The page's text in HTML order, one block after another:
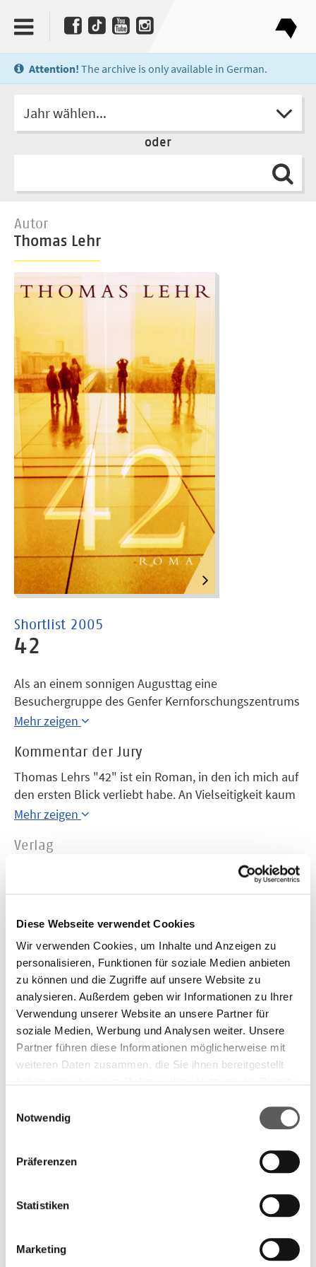
Diese Webseite verwendet Cookies
Wir verwenden Cookies, um Inhalte und Anzeigen zu
personalisieren, Funktionen für soziale Medien anbieten
zu können und die Zugriffe auf unsere Website zu
analysieren. Außerdem geben wir Informationen zu Ihrer
Verwendung unserer Website an unsere Partner für
soziale Medien, Werbung und Analysen weiter. Unsere
Partner führen diese Informationen möglicherweise mit
weiteren Daten zusammen, die Sie ihnen bereitgestellt
unsererDatenschutzerklärung.
Notwendig
Präferenzen
Statistiken
Marketing
Attention! The archive is only available in German.
Jahr wählen...
oder
Autor
Thomas Lehr
Shortlist 2005
42
Als an einem sonnigen Augusttag eine
Besuchergruppe des Genfer Kernforschungszentrums
CERN wieder ans Tageslicht tritt, ist ganz Europa in
Die 70 „Chronifizierten“ finden sich in einer
traumatischen Situation aus Einsamkeit,
Ohnmachtsgefühlen und mörderischen
Auseinandersetzungen wieder, bis nach fünf Jahren
die Weltzeit plötzlich für drei kostbare Sekunden
weitertickt.
Mehr zeigen
Kommentar der Jury
Thomas Lehrs "42" ist ein Roman, in den ich mich auf
den ersten Blick verliebt habe. An Vielseitigkeit kaum
zu überbieten: ein Thriller, eine Endzeitgeschichte,
Begierden und gleichzeitig eine große Metapher des
Stillstands und der Unfähigkeit des postmodernen
Menschen, mit seiner Umgebung in natürliche
einer beeindruckenden, reichen, souveränen Sprache,
Komm her, setz dich hin, ich habe etwas zu erzählen.
Ein Buch mit hoher Sogwirkung. Ich wünsche ihm und
seinem Autor alles Gute.
Mehr zeigen
Verlag